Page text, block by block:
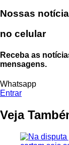
Nossas
no celular
Receba as
mensagens.
Whatsapp
Entrar
Veja